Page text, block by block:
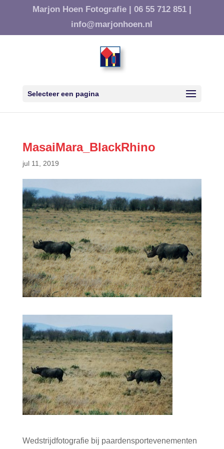
Marjon Hoen Fotografie | 06 55 712 851 |
info@marjonhoen.nl
Selecteer een pagina
MasaiMara_BlackRhino
jul 11, 2019
Wedstrijdfotografie bij paardensportevenementen